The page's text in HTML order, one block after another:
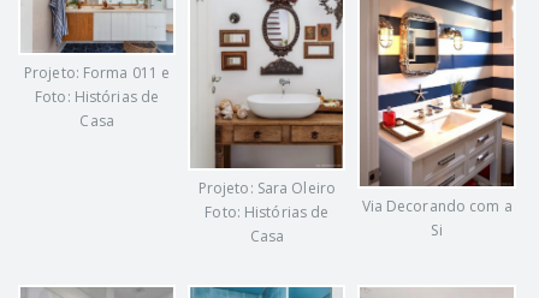
Projeto: Forma 011 e
Foto: Histórias de
Casa
Projeto: Sara Oleiro
Foto: Histórias de
Casa
Via Decorando com a
Si